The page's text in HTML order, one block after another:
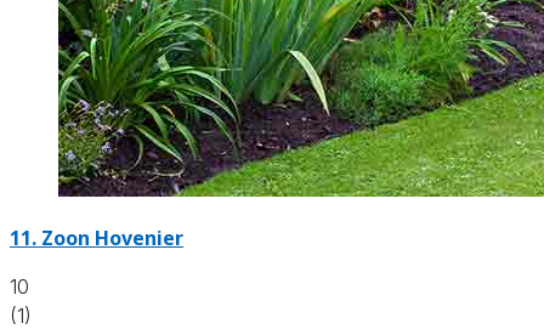
11. Zoon Hovenier
10
(1)